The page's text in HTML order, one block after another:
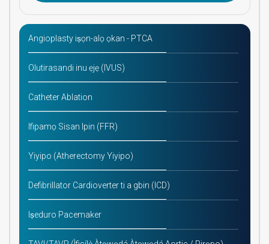
Angioplasty iṣọn-alọ ọkan - PTCA
Olutirasandi inu ẹjẹ (IVUS)
Catheter Ablation
Ifipamọ Sisan Ipin (FFR)
Yiyipo (Atherectomy Yiyipo)
Defibrillator Cardioverter ti a gbin (ICD)
Iṣeduro Pacemaker